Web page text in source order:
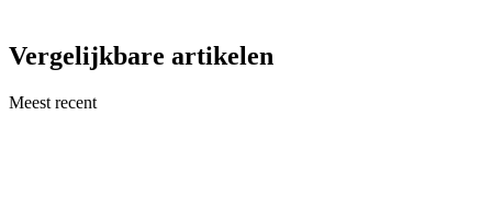
Vergelijkbare artikelen
Meest recent